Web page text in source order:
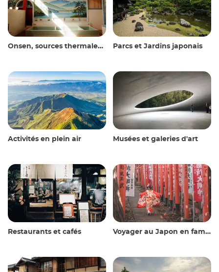
Onsen, sources thermales et bains publics Parcs et Jardins japonais
Activités en plein air Musées et galeries d'art
Restaurants et cafés Voyager au Japon en famille